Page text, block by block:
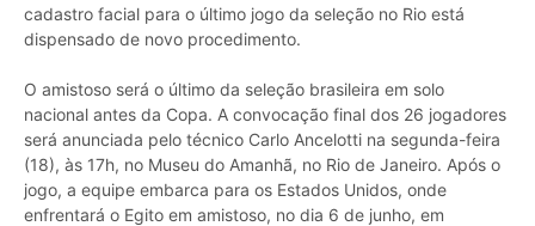
cadastro facial para o último jogo da seleção no Rio está
dispensado de novo procedimento.
O amistoso será o último da seleção brasileira em solo
nacional antes da Copa. A convocação final dos 26 jogadores
será anunciada pelo técnico Carlo Ancelotti na segunda-feira
(18), às 17h, no Museu do Amanhã, no Rio de Janeiro. Após o
jogo, a equipe embarca para os Estados Unidos, onde
enfrentará o Egito em amistoso, no dia 6 de junho, em